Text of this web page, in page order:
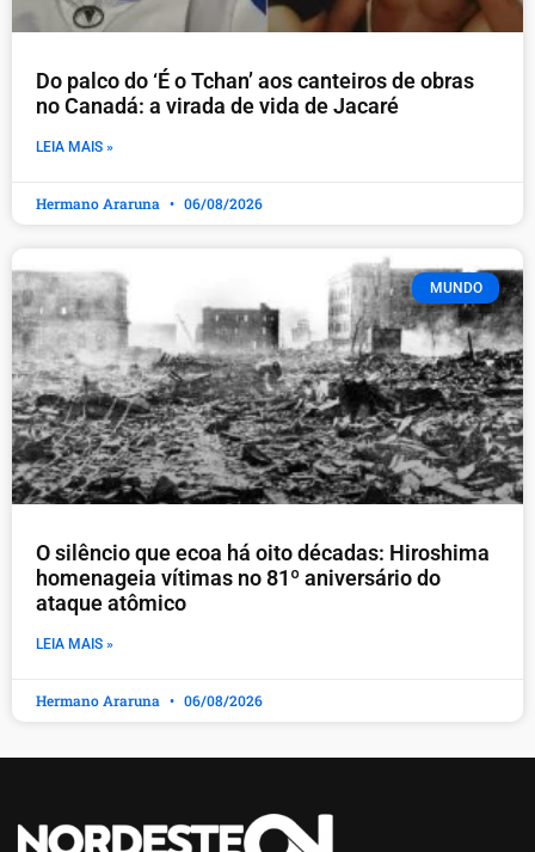
Do palco do ‘É o Tchan’ aos canteiros de obras
no Canadá: a virada de vida de Jacaré
LEIA MAIS »
Hermano Araruna 06/08/2026
MUNDO
O silêncio que ecoa há oito décadas: Hiroshima
homenageia vítimas no 81º aniversário do
ataque atômico
LEIA MAIS »
Hermano Araruna 06/08/2026